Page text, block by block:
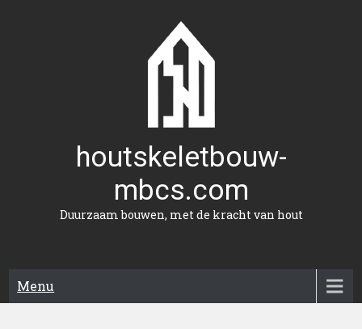
houtskeletbouw-
mbcs.com
Duurzaam bouwen, met de kracht van hout
Menu